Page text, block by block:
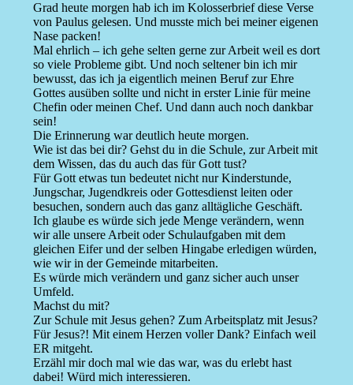
Grad heute morgen hab ich im Kolosserbrief diese Verse
von Paulus gelesen. Und musste mich bei meiner eigenen
Nase packen!
Mal ehrlich – ich gehe selten gerne zur Arbeit weil es dort
so viele Probleme gibt. Und noch seltener bin ich mir
bewusst, das ich ja eigentlich meinen Beruf zur Ehre
Gottes ausüben sollte und nicht in erster Linie für meine
Chefin oder meinen Chef. Und dann auch noch dankbar
sein!
Die Erinnerung war deutlich heute morgen.
Wie ist das bei dir? Gehst du in die Schule, zur Arbeit mit
dem Wissen, das du auch das für Gott tust?
Für Gott etwas tun bedeutet nicht nur Kinderstunde,
Jungschar, Jugendkreis oder Gottesdienst leiten oder
besuchen, sondern auch das ganz alltägliche Geschäft.
Ich glaube es würde sich jede Menge verändern, wenn
wir alle unsere Arbeit oder Schulaufgaben mit dem
gleichen Eifer und der selben Hingabe erledigen würden,
wie wir in der Gemeinde mitarbeiten.
Es würde mich verändern und ganz sicher auch unser
Umfeld.
Machst du mit?
Zur Schule mit Jesus gehen? Zum Arbeitsplatz mit Jesus?
Für Jesus?! Mit einem Herzen voller Dank? Einfach weil
ER mitgeht.
Erzähl mir doch mal wie das war, was du erlebt hast
dabei! Würd mich interessieren.